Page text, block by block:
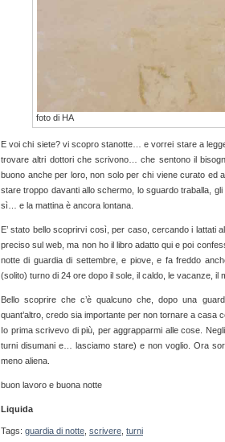
foto di HA
E voi chi siete? vi scopro stanotte… e vorrei stare a
trovare altri dottori che scrivono… che sentono il
buono anche per loro, non solo per chi viene curato
stare troppo davanti allo schermo, lo sguardo traballa,
sì… e la mattina è ancora lontana.
E’ stato bello scoprirvi così, per caso, cercando i lattati
preciso sul web, ma non ho il libro adatto qui e poi
notte di guardia di settembre, e piove, e fa freddo
(solito) turno di 24 ore dopo il sole, il caldo, le vacanze,
Bello scoprire che c’è qualcuno che, dopo una
quant’altro, credo sia importante per non tornare a casa
Io prima scrivevo di più, per aggrapparmi alle cose.
turni disumani e… lasciamo stare) e non voglio. Ora
meno aliena.
buon lavoro e buona notte
Liquida
Tags: guardia di notte scrivere turni